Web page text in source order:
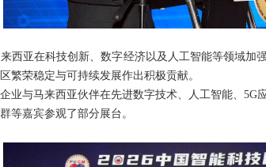
西亚在科技创新、数字经济以及人工智能等领域加
繁荣稳定与可持续发展作出积极贡献。
业与马来西亚伙伴在先进数字技术、人工智能、5G
等嘉宾参观了部分展台。